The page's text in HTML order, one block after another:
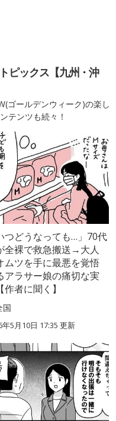
ピックス【九州・沖
ゴールデンウィーク)の楽し
テンツも続々！
つどうなっても…」70代
全裸で救急搬送→大人
ムツを手に最悪を覚悟
アラサー娘の痛切な実
作者に聞く】
国
年5月10日 17:35 更新